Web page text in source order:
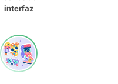
interfaz